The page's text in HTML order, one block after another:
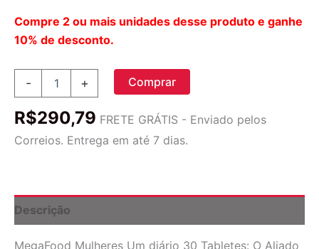
Compre 2 ou mais unidades desse produto e ganhe
10% de desconto.
-
diário
Tabletes:
Bem-
Feminino
+ Comprar
R$290,79 FRETE GRÁTIS - Enviado pelos
Correios. Entrega em até 7 dias.
Descrição
MegaFood Mulheres Um diário 30 Tabletes: O Aliado